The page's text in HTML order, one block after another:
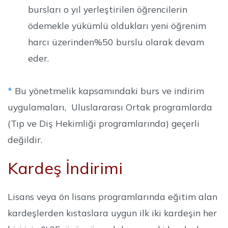
bursları o yıl yerleştirilen öğrencilerin
ödemekle yükümlü oldukları yeni öğrenim
harcı üzerinden%50 burslu olarak devam
eder.
* Bu yönetmelik kapsamındaki burs ve indirim
uygulamaları, Uluslararası Ortak programlarda
(Tıp ve Diş Hekimliği programlarında) geçerli
değildir.
Kardeş İndirimi
Lisans veya ön lisans programlarında eğitim alan
kardeşlerden kıstaslara uygun ilk iki kardeşin her